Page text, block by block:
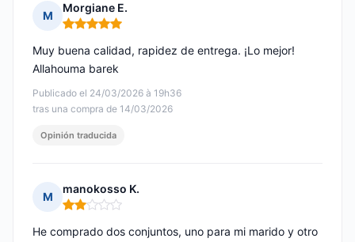
M
Morgiane E.
Nota: 5 de 5
Publicado el 24/03/2026 à 19h36
tras una compra de 14/03/2026
Muy buena calidad, rapidez de entrega. ¡Lo mejor!
Allahouma barek
Opinión traducida
M
manokosso K.
Nota: 2 de 5
He comprado dos conjuntos, uno para mi marido y otro